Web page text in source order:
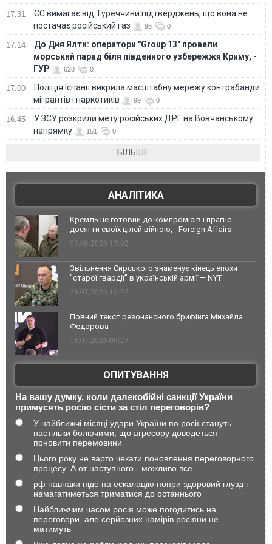
17:31
ЄС вимагає від Туреччини підтверджень, що вона не
постачає російський газ
96 0
17:14
До Дня Ялти: оператори "Group 13" провели
морський парад біля південного узбережжя Криму, -
ГУР
628 0
17:00
Поліція Іспанії викрила масштабну мережу контрабанди
мігрантів і наркотиків
99 0
16:45
У ЗСУ розкрили мету російських ДРГ на Вовчанському
напрямку
151 0
БІЛЬШЕ
АНАЛІТИКА
Кремль не готовий до компромісів і прагне
досягти своїх цілей війною, - Foreign Affairs
03.08.2026 13:02
Звільнення Сирського знаменує кінець епохи
"старої гвардії" в українській армії — NYT
23.07.2026 10:32
Повний текст резонансного брифінга Михайла
Федорова
18.07.2026 09:27
ОПИТУВАННЯ
На вашу думку, коли далекобійні санкції України
примусять росію сісти за стіл переговорів?
У найближчі місяці удари України по росії стануть
настільки болючими, що агресору доведеться
поновити перемовини
Цього року не варто чекати поновлення переговорного
процесу. А от наступного - можливо все
рф навпаки піде на ескалацію попри здоровий глузд і
намагатиметься триматися до останнього
Найближчим часом росія може погодитись на
переговори, але серйозних намірів росіяни не
матимуть